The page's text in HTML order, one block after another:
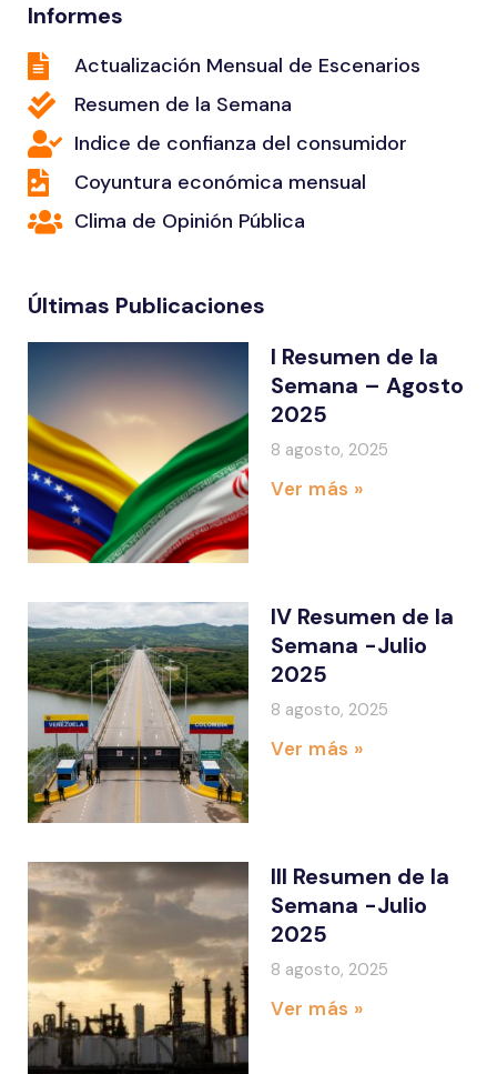
Informes
Actualización Mensual de Escenarios
Resumen de la Semana
Indice de confianza del consumidor
Coyuntura económica mensual
Clima de Opinión Pública
Últimas Publicaciones
I Resumen de la
Semana – Agosto
2025
8 agosto, 2025
Ver más »
IV Resumen de la
Semana -Julio
2025
8 agosto, 2025
Ver más »
III Resumen de la
Semana -Julio
2025
8 agosto, 2025
Ver más »